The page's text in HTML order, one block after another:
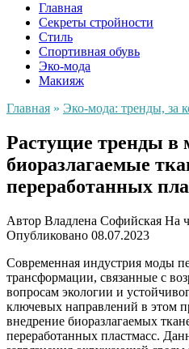
Главная
Секреты стройности
Стиль
Спортивная обувь
Эко-мода
Макияж
Главная » Эко-мода: тренды, за
Растущие тренды в
биоразлагаемые
переработанных
Автор Владлена Софийская На
Опубликовано 08.07.2023
Современная индустрия моды
трансформации, связанные с
вопросам экологии и
ключевых направлений в этом
внедрение биоразлагаемых
переработанных пластмасс.